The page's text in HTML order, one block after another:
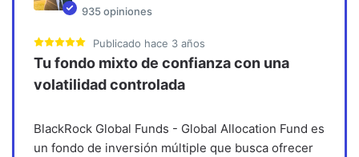
935 opiniones
Publicado hace 3 años
Tu fondo mixto de confianza con una
volatilidad controlada
BlackRock Global Funds - Global Allocation Fund es
un fondo de inversión múltiple que busca ofrecer